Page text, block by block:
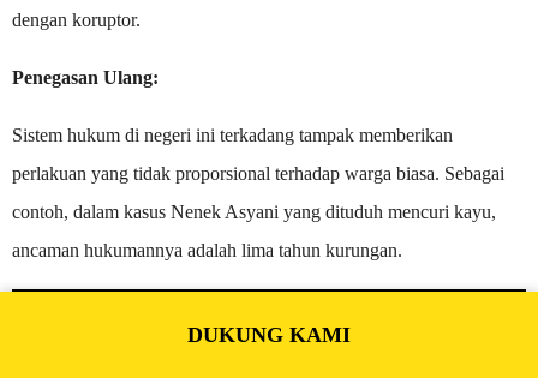
dengan koruptor.
Penegasan Ulang:
Sistem hukum di negeri ini terkadang tampak memberikan
perlakuan yang tidak proporsional terhadap warga biasa. Sebagai
contoh, dalam kasus Nenek Asyani yang dituduh mencuri kayu,
ancaman hukumannya adalah lima tahun kurungan.
DUKUNG KAMI